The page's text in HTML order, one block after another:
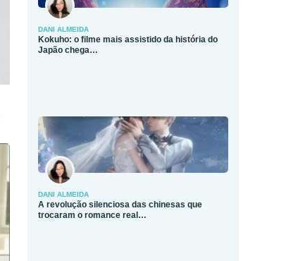
DANI ALMEIDA
Kokuho: o filme mais assistido da história do
Japão chega…
DANI ALMEIDA
A revolução silenciosa das chinesas que
trocaram o romance real…